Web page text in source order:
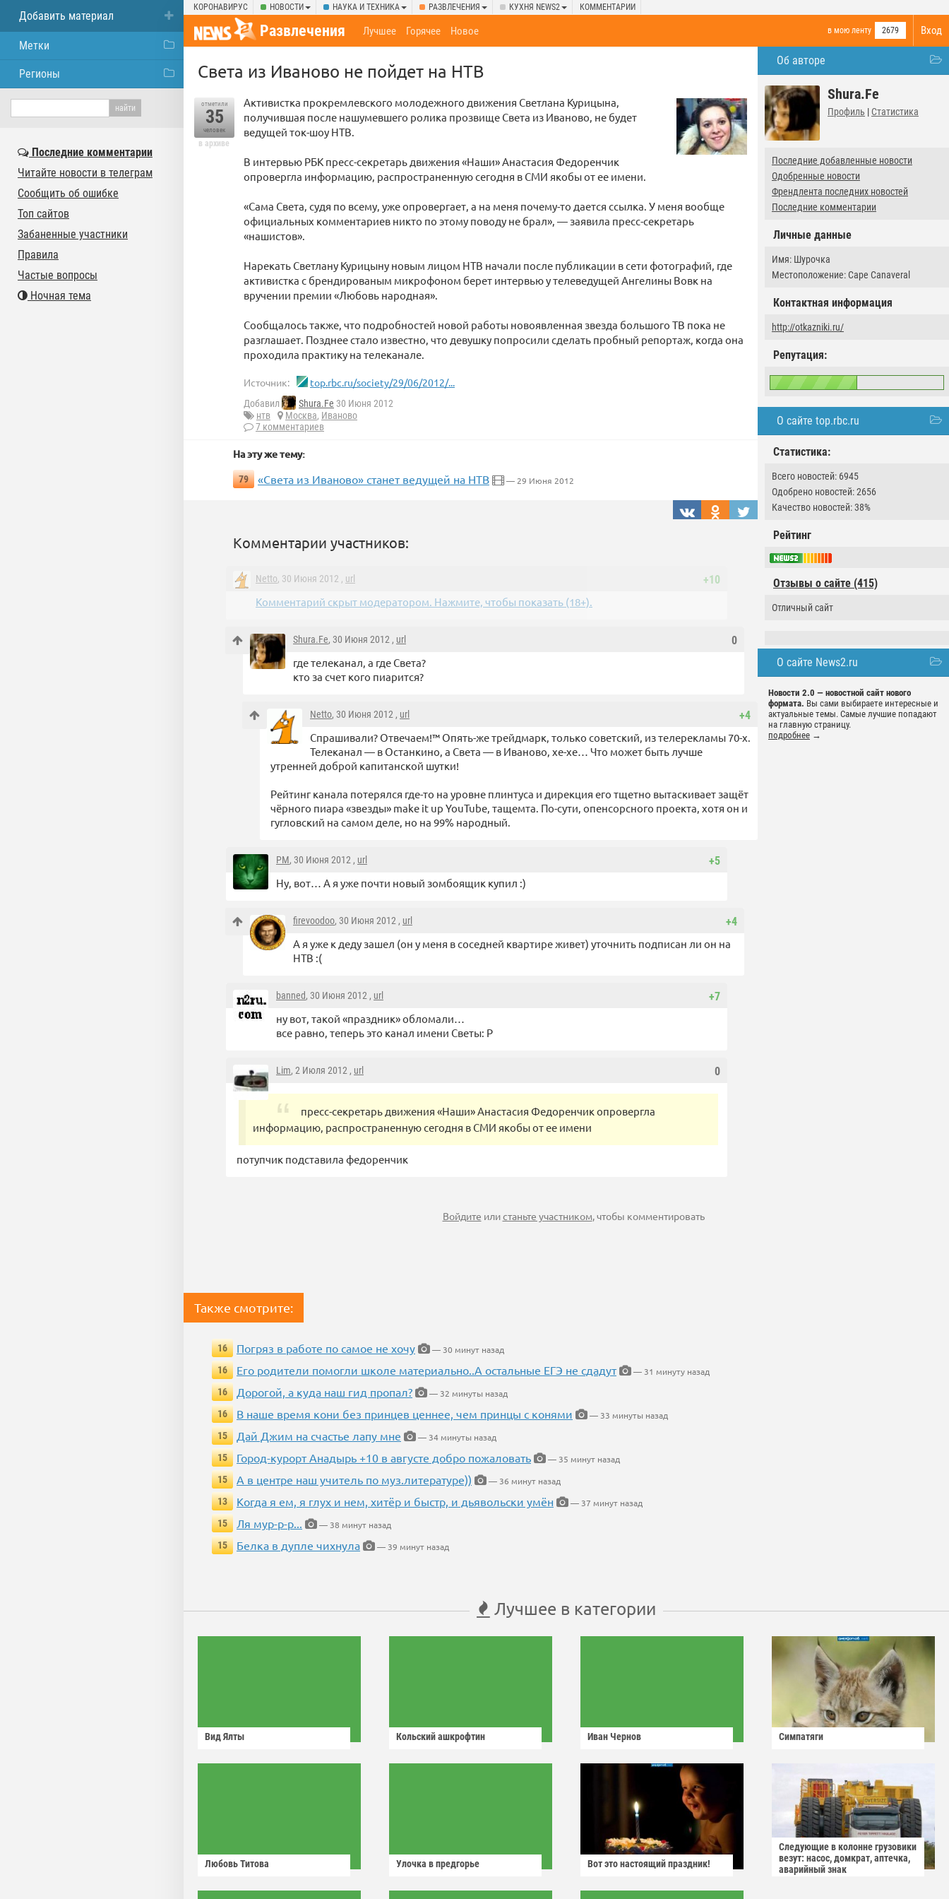
КОРОНАВИРУС НОВОСТИ НАУКА И ТЕХНИКА РАЗВЛЕЧЕНИЯ КУХНЯ NEWS2 КОММЕНТАРИИ
Вход
Развлечения в мою ленту 2679
Лучшее Горячее Новое
Об авторе
Shura.Fe
Профиль | Статистика
Последние добавленные новости
Одобренные новости
Френдлента последних новостей
Последние комментарии
Личные данные
Имя: Шурочка
Местоположение: Cape Canaveral
Контактная информация
http://otkazniki.ru/
Репутация:
О сайте top.rbc.ru
Статистика:
Всего новостей: 6945
Одобрено новостей: 2656
Качество новостей: 38%
Рейтинг
Отзывы о сайте (415)
Отличный сайт
О сайте News2.ru
Новости 2.0 — новостной сайт нового
формата. Вы сами выбираете интересные и
актуальные темы. Самые лучшие попадают
на главную страницу.
подробнее →
Света из Иваново не пойдет на НТВ
отметили
35
человек
в архиве
Активистка прокремлевского молодежного движения Светлана Курицына,
получившая после нашумевшего ролика прозвище Света из Иваново, не будет
ведущей ток-шоу НТВ.
В интервью РБК пресс-секретарь движения «Наши» Анастасия Федоренчик
опровергла информацию, распространенную сегодня в СМИ якобы от ее имени.
«Сама Света, судя по всему, уже опровергает, а на меня почему-то дается ссылка. У меня вообще
официальных комментариев никто по этому поводу не брал», — заявила пресс-секретарь
«нашистов».
Нарекать Светлану Курицыну новым лицом НТВ начали после публикации в сети фотографий, где
активистка с брендированым микрофоном берет интервью у телеведущей Ангелины Вовк на
вручении премии «Любовь народная».
Сообщалось также, что подробностей новой работы новоявленная звезда большого ТВ пока не
разглашает. Позднее стало известно, что девушку попросили сделать пробный репортаж, когда она
проходила практику на телеканале.
Источник: top.rbc.ru/society/29/06/2012/...
Добавил Shura.Fe 30 Июня 2012
нтв
Москва, Иваново
7 комментариев
На эту же тему:
79 «Света из Иваново» станет ведущей на НТВ — 29 Июня 2012
Комментарии участников:
+10
Netto, 30 Июня 2012 , url
Комментарий скрыт модератором. Нажмите, чтобы показать (18+).
0
Shura.Fe, 30 Июня 2012 , url
где телеканал, а где Света?
кто за счет кого пиарится?
+4
Netto, 30 Июня 2012 , url
Спрашивали? Отвечаем!™ Опять-же трейдмарк, только советский, из телерекламы 70-х.
Телеканал — в Останкино, а Света — в Иваново, хе-хе… Что может быть лучше
утренней доброй капитанской шутки!
Рейтинг канала потерялся где-то на уровне плинтуса и дирекция его тщетно вытаскивает защёт
чёрного пиара «звезды» make it up YouTube, тащемта. По-сути, опенсорсного проекта, хотя он и
гугловский на самом деле, но на 99% народный.
+5
PM, 30 Июня 2012 , url
Ну, вот… А я уже почти новый зомбоящик купил :)
+4
firevoodoo, 30 Июня 2012 , url
А я уже к деду зашел (он у меня в соседней квартире живет) уточнить подписан ли он на
НТВ :(
+7
banned, 30 Июня 2012 , url
ну вот, такой «праздник» обломали…
все равно, теперь это канал имени Светы: Р
0
Lim, 2 Июля 2012 , url
пресс-секретарь движения «Наши» Анастасия Федоренчик опровергла
информацию, распространенную сегодня в СМИ якобы от ее имени
потупчик подставила федоренчик
Войдите илистаньте участником, чтобы комментировать
Также смотрите:
16 Погряз в работе по самое не хочу
— 30 минут назад
16
Его родители помогли школе материально..А остальные ЕГЭ не сдадут
— 31 минуту назад
16
Дорогой, а куда наш гид пропал?
— 32 минуты назад
16
В наше время кони без принцев ценнее, чем принцы с конями
— 33 минуты назад
15
Дай Джим на счастье лапу мне
— 34 минуты назад
15
Город-курорт Анадырь +10 в августе добро пожаловать
— 35 минут назад
15
А в центре наш учитель по муз.литературе))
— 36 минут назад
13
Когда я ем, я глух и нем, хитёр и быстр, и дьявольски умён
— 37 минут назад
15
Ля мур-р-р...
— 38 минут назад
15
Белка в дупле чихнула — 39 минут назад
Лучшее в категории
Вид Ялты Кольский ашкрофтин Иван Чернов Симпатяги
Любовь Титова Улочка в предгорье Вот это настоящий праздник!
Следующие в колонне грузовики
везут: насос, домкрат, аптечка,
аварийный знак
Добавить материал
Метки
Регионы
Последние комментарии
Читайте новости в телеграм
Сообщить об ошибке
Топ сайтов
Забаненные участники
Правила
Частые вопросы
Ночная тема